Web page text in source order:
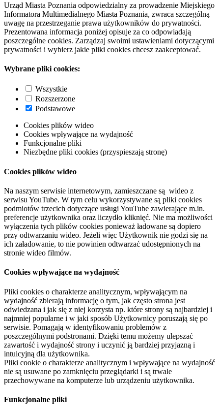
Urząd Miasta Poznania odpowiedzialny za prowadzenie Miejskiego
Informatora Multimedialnego Miasta Poznania, zwraca szczególną
uwagę na przestrzeganie prawa użytkowników do prywatności.
Prezentowana informacja poniżej opisuje za co odpowiadają
poszczególne cookies. Zarządzaj swoimi ustawieniami dotyczącymi
prywatności i wybierz jakie pliki cookies chcesz zaakceptować.
Wybrane pliki cookies:
Wszystkie
Rozszerzone
Podstawowe
Cookies plików wideo
Cookies wpływające na wydajność
Funkcjonalne pliki
Niezbędne pliki cookies (przyspieszają stronę)
Cookies plików wideo
Na naszym serwisie internetowym, zamieszczane są wideo z
serwisu YouTube. W tym celu wykorzystywane są pliki cookies
podmiotów trzecich dotyczące usługi YouTube zawierające m.in.
preferencje użytkownika oraz liczydło kliknięć. Nie ma możliwości
wyłączenia tych plików cookies ponieważ ładowane są dopiero
przy odtwarzaniu wideo. Jeżeli więc Użytkownik nie godzi się na
ich załadowanie, to nie powinien odtwarzać udostępnionych na
stronie wideo filmów.
Cookies wpływające na wydajność
Pliki cookies o charakterze analitycznym, wpływającym na
wydajność zbierają informację o tym, jak często strona jest
odwiedzana i jak się z niej korzysta np. które strony są najbardziej i
najmniej popularne i w jaki sposób Użytkownicy poruszają się po
serwisie. Pomagają w identyfikowaniu problemów z
poszczególnymi podstronami. Dzięki temu możemy ulepszać
zawartość i wydajność strony i uczynić ją bardziej przyjazną i
intuicyjną dla użytkownika.
Pliki cookie o charakterze analitycznym i wpływające na wydajność
nie są usuwane po zamknięciu przeglądarki i są trwale
przechowywane na komputerze lub urządzeniu użytkownika.
Funkcjonalne pliki